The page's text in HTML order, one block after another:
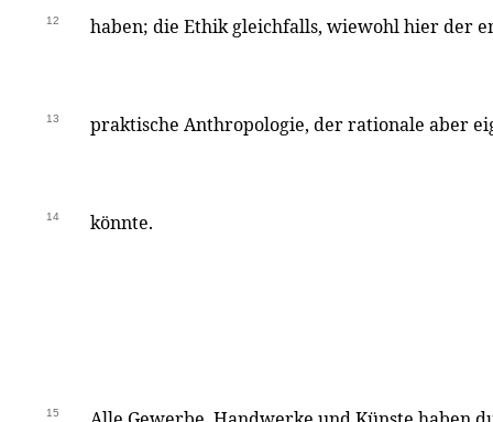
12 haben; die Ethik gleichfalls, wiewohl hier der
13 praktische Anthropologie, der rationale aber
14 könnte.
15